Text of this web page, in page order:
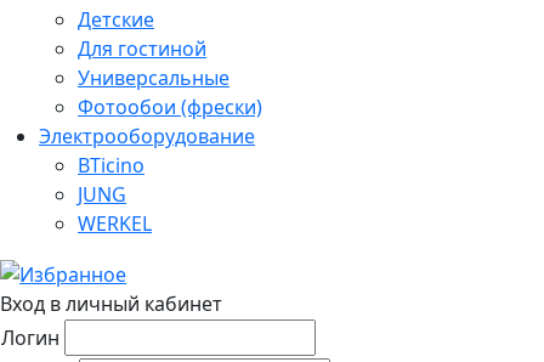
Детские
Для гостиной
Универсальные
Фотообои (фрески)
Электрооборудование
BTicino
JUNG
WERKEL
Вход в личный кабинет
Логин